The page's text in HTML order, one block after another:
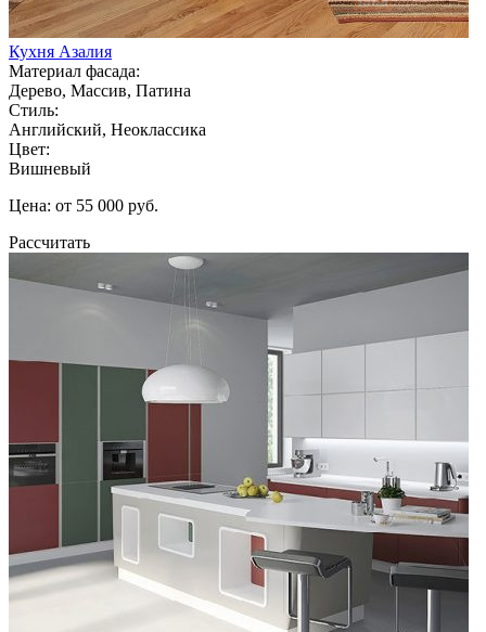
Кухня Азалия
Материал фасада:
Дерево, Массив, Патина
Стиль:
Английский, Неоклассика
Цвет:
Вишневый
Цена: от 55 000 руб.
Рассчитать